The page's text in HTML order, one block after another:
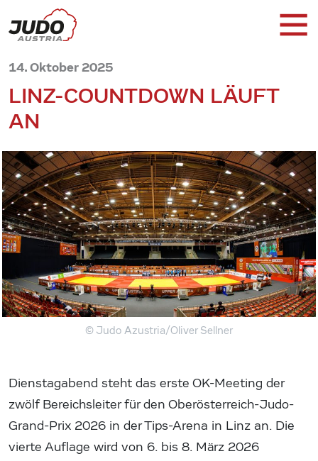
14. Oktober 2025
LINZ-COUNTDOWN LÄUFT
AN
© Judo Azustria/Oliver Sellner
Dienstagabend steht das erste OK-Meeting der
zwölf Bereichsleiter für den Oberösterreich-Judo-
Grand-Prix 2026 in der Tips-Arena in Linz an. Die
vierte Auflage wird von 6. bis 8. März 2026